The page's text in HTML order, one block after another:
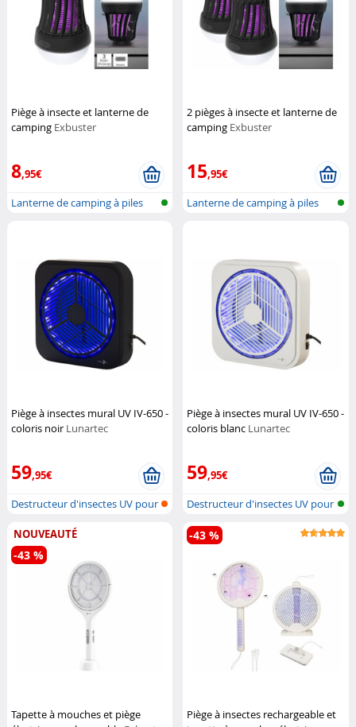
Piège à insecte et lanterne de
camping Exbuster
8,95€
Lanterne de camping à piles
2 pièges à insecte et lanterne de
camping Exbuster
15,95€
Lanterne de camping à piles
Piège à insectes mural UV IV-650 -
coloris noir Lunartec
59,95€
Destructeur d'insectes UV pour
Piège à insectes mural UV IV-650 -
coloris blanc Lunartec
59,95€
Destructeur d'insectes UV pour
mont...
NOUVEAUTÉ
Tapette à mouches et piège
-43 %
Piège à insectes rechargeable et
-43 %